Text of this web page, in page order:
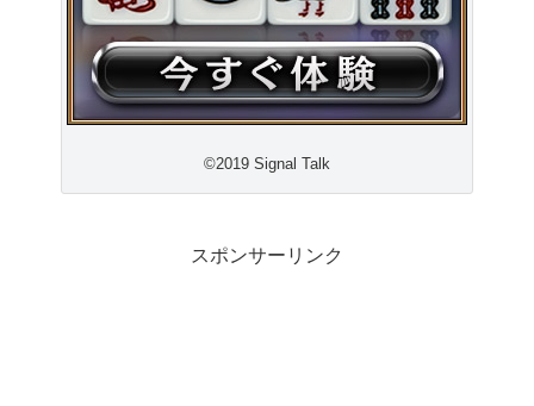
©2019 Signal Talk
スポンサーリンク